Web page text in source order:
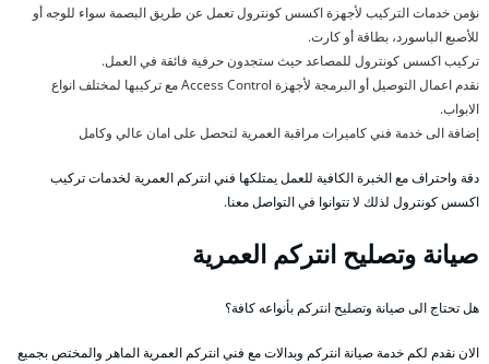
نؤمن خدمات التركيب لأجهزة اكسس كونترول تعمل عن طريق البصمة سواء للوجه أو
للأصبع الباسورد، بطاقة أو كارت.
تركيب اكسس كونترول للمصاعد حيث ستجدون حرفية فائقة في العمل.
نقدم اعمال التوصيل أو البرمجة لأجهزة Access Control مع تركيبها لمختلف انواع
الابواب.
إضافة الى خدمة فني كاميرات مراقبة العمرية لتحصل على امان عالي وكامل
دقة واحتراف مع الخبرة الكافية للعمل يمتلكها فني انتركم العمرية لخدمات تركيب
اكسس كونترول لذلك لا تتوانوا في التواصل معنا.
صيانة وتصليح انتركم العمرية
هل تحتاج الى صيانة وتصليح انتركم بأنواعه كافة؟
الان نقدم لكم خدمة صيانة انتركم وبدالات مع فني انتركم العمرية الماهر والمختص بجميع